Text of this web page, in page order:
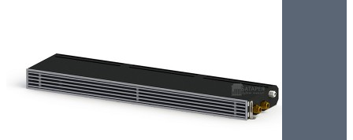
Низкие радиаторы